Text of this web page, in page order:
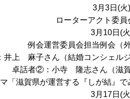
3月3日(火)
ローターアクト委員
3月10日(
例会運営委員会担当例会（
上 麻子さん（結婚コンシェル
卓話者②：小寺 隆志さん（滋賀
「滋賀県が運営する『しが結』
3月17日(